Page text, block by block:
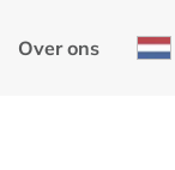
Over ons